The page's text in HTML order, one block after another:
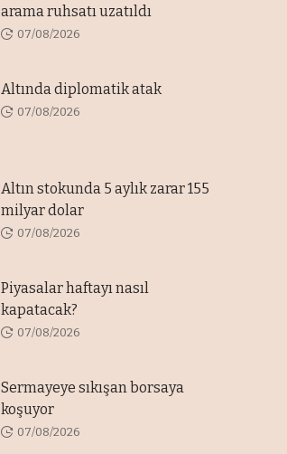
arama ruhsatı uzatıldı
07/08/2026
Altında diplomatik atak
07/08/2026
Altın stokunda 5 aylık zarar 155
milyar dolar
07/08/2026
Piyasalar haftayı nasıl
kapatacak?
07/08/2026
Sermayeye sıkışan borsaya
koşuyor
07/08/2026